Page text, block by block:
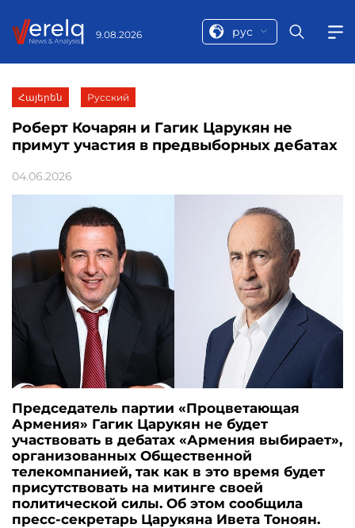
9.08.2026 рус
Հայերեն Русский
Роберт Кочарян и Гагик Царукян не
примут участия в предвыборных дебатах
04.06.2026
Председатель партии «Процветающая
Армения» Гагик Царукян не будет
участвовать в дебатах «Армения выбирает»,
организованных Общественной
телекомпанией, так как в это время будет
присутствовать на митинге своей
политической силы. Об этом сообщила
пресс-секретарь Царукяна Ивета Тоноян.